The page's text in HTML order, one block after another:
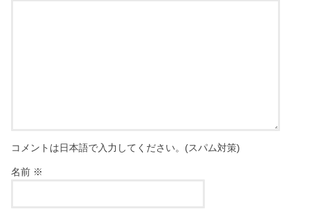
コメントは日本語で入力してください。(スパム対策)
名前 ※